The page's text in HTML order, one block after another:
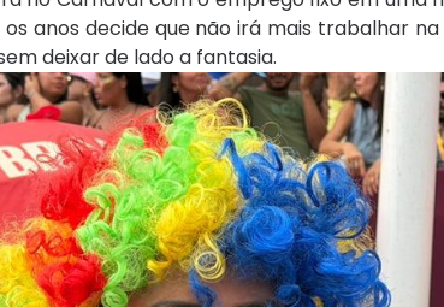
anos decide que não irá mais trabalhar
deixar de lado a fantasia.